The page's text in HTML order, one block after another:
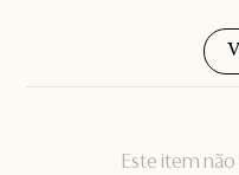
Este item